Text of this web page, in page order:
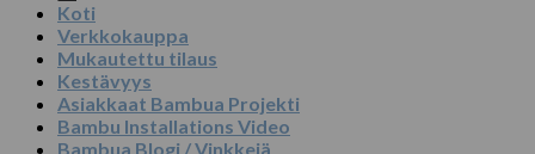
Koti
Verkkokauppa
Mukautettu tilaus
Kestävyys
Asiakkaat Bambua Projekti
Bambu Installations Video
Bambua Blogi / Vinkkejä